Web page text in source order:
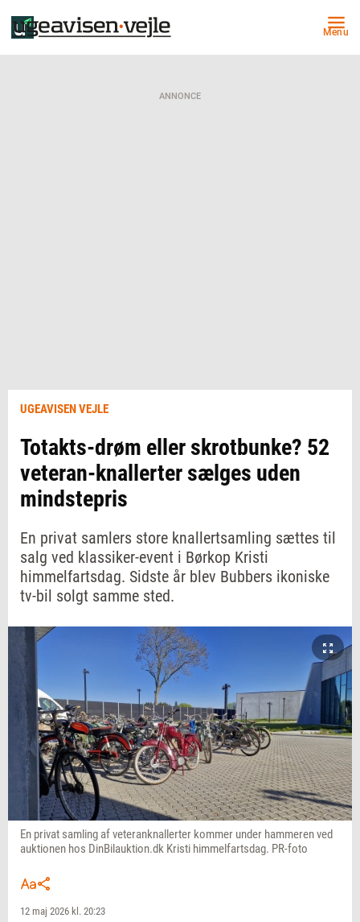
Menu
ANNONCE
UGEAVISEN VEJLE
Totakts-drøm eller skrotbunke? 52
veteran-knallerter sælges uden
mindstepris
En privat samlers store knallertsamling sættes til
salg ved klassiker-event i Børkop Kristi
himmelfartsdag. Sidste år blev Bubbers ikoniske
tv-bil solgt samme sted.
En privat samling af veteranknallerter kommer under hammeren ved
auktionen hos DinBilauktion.dk Kristi himmelfartsdag. PR-foto
12 maj 2026 kl. 20:23